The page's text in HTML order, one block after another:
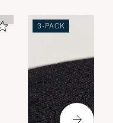
3-PACK